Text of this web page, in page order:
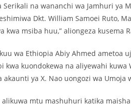
Serikali na wananchi wa Jamhuri ya
Dkt. William Samoei Ruto,
kwa msiba huu,” aliongeza kusema
wa Ethiopia Abiy Ahmed ametoa
kwa kuondokewa na aliyewahi kuwa
akaunti ya X. Nao uongozi wa
alikuwa mtu mashuhuri katika